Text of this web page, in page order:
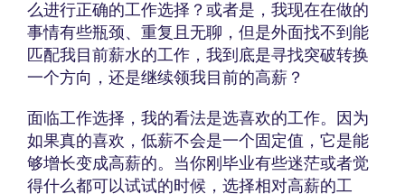
么进行正确的工作选择？或者是，我现在在做的
事情有些瓶颈、重复且无聊，但是外面找不到能
匹配我目前薪水的工作，我到底是寻找突破转换
一个方向，还是继续领我目前的高薪？
面临工作选择，我的看法是选喜欢的工作。因为
如果真的喜欢，低薪不会是一个固定值，它是能
够增长变成高薪的。当你刚毕业有些迷茫或者觉
得什么都可以试试的时候，选择相对高薪的工